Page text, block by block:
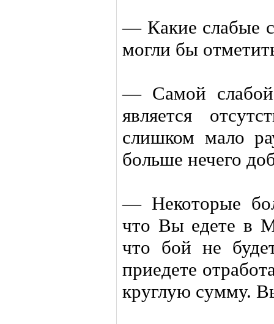
— Какие слабые
могли бы
— Самой слабой
является
слишком мало
больше нечего
— Некоторые
что Вы едете в
что бой не
приедете
круглую сумму.